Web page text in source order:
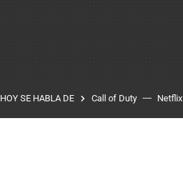
HOY SE HABLA DE Call of Duty Netflix